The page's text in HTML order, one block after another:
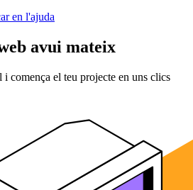
en l'ajuda
avui mateix
comença el teu projecte en uns clics